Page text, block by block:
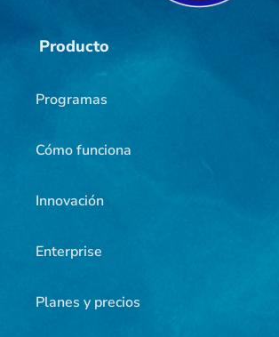
Producto
Programas
Cómo funciona
Innovación
Enterprise
Planes y precios